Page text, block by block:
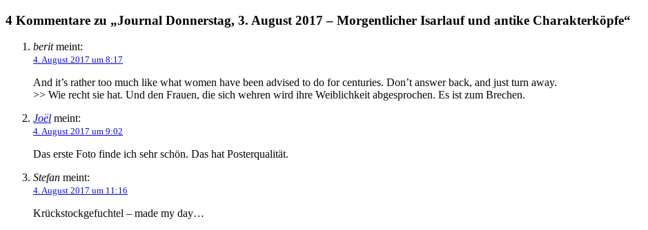
4 Kommentare zu „Journal Donnerstag, 3. August 2017 – Morgentlicher Isarlauf und antike Charakterköpfe“
beritmeint:
4. August 2017 um 8:17
And it’s rather too much like what women have been advised to do for centuries. Don’t answer back, and just turn away.
>> Wie recht sie hat. Und den Frauen, die sich wehren wird ihre Weiblichkeit abgesprochen. Es ist zum Brechen.
Joël meint:
4. August 2017 um 9:02
Das erste Foto finde ich sehr schön. Das hat Posterqualität.
Stefan meint:
4. August 2017 um 11:16
Krückstockgefuchtel – made my day…